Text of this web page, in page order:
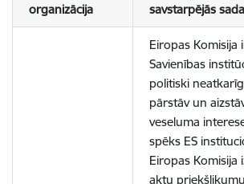
organizācija
savstarpējās
Eiropas Komisija
Savienības
politiski
pārstāv un
veseluma
spēks ES
Eiropas Komisija
aktu